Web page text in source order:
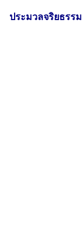
ประมวลจริยธรร